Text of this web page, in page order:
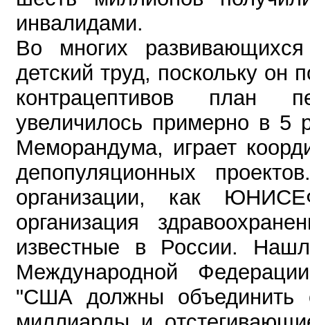
инвалидами.
Во многих развивающихся
детский труд, поскольку он
контрацептивов план
увеличилось примерно в 5
Меморандума, играет
депопуляционных
организации, как
организация
известные в России.
Международной
"США должны объединить